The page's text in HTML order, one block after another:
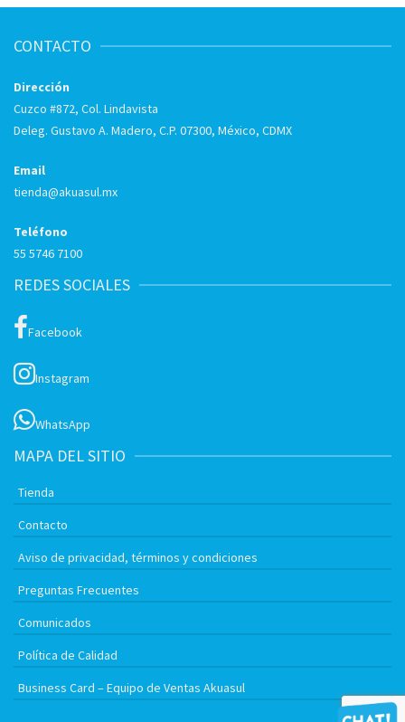
CONTACTO
Dirección
Cuzco #872, Col. Lindavista
Deleg. Gustavo A. Madero, C.P. 07300, México, CDMX
Email
tienda@akuasul.mx
Teléfono
55 5746 7100
REDES SOCIALES
Facebook
Instagram
WhatsApp
MAPA DEL SITIO
Tienda
Contacto
Aviso de privacidad, términos y condiciones
Preguntas Frecuentes
Comunicados
Política de Calidad
Business Card – Equipo de Ventas Akuasul